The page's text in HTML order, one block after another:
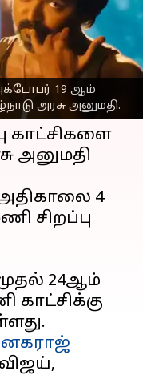
19 ஆம்
அரசு அனுமதி.
pm
விஜய்
காட்சிகளை
அனுமதி
4
சிறப்பு
24ஆம்
காட்சிக்கு